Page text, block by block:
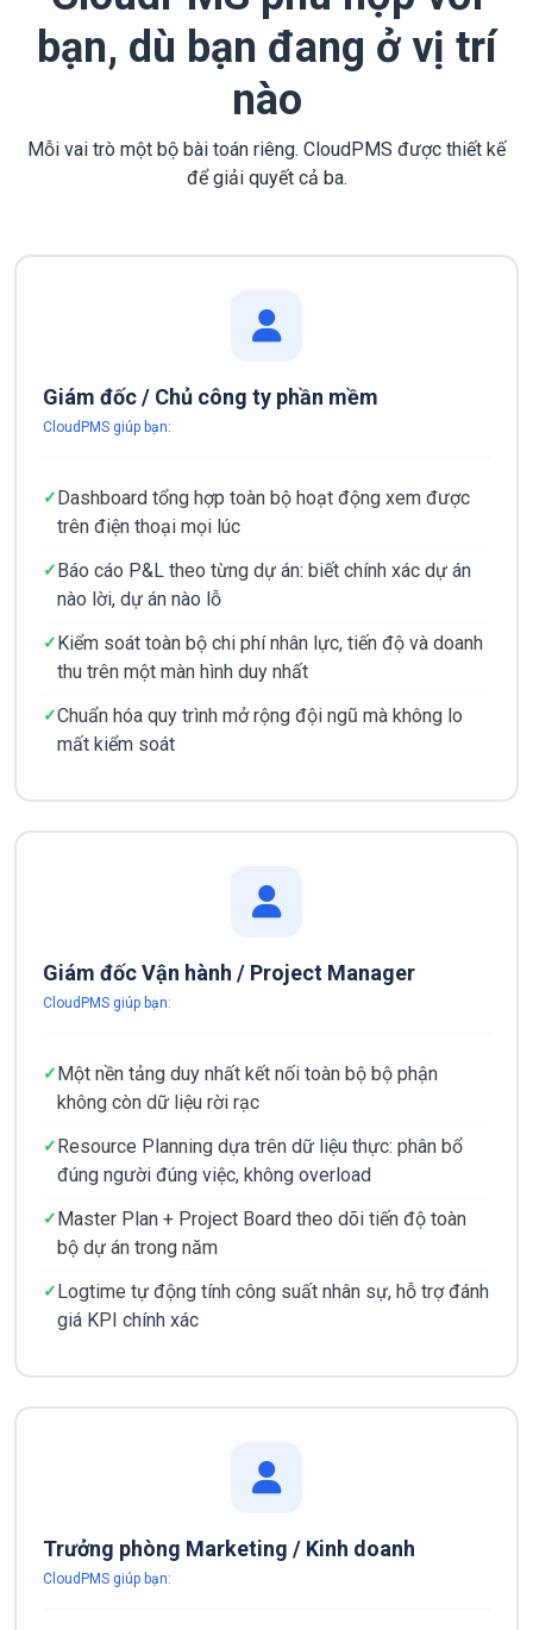
bạn, dù bạn đang ở vị trí
nào
Mỗi vai trò một bộ bài toán riêng. CloudPMS được thiết kế
để giải quyết cả ba.
Giám đốc / Chủ công ty phần mềm
CloudPMS giúp bạn:
Dashboard tổng hợp toàn bộ hoạt động xem được
trên điện thoại mọi lúc
Báo cáo P&L theo từng dự án: biết chính xác dự án
nào lời, dự án nào lỗ
Kiểm soát toàn bộ chi phí nhân lực, tiến độ và doanh
thu trên một màn hình duy nhất
Chuẩn hóa quy trình mở rộng đội ngũ mà không lo
mất kiểm soát
Giám đốc Vận hành / Project Manager
CloudPMS giúp bạn:
Một nền tảng duy nhất kết nối toàn bộ bộ phận
không còn dữ liệu rời rạc
Resource Planning dựa trên dữ liệu thực: phân bổ
đúng người đúng việc, không overload
Master Plan + Project Board theo dõi tiến độ toàn
bộ dự án trong năm
Logtime tự động tính công suất nhân sự, hỗ trợ đánh
giá KPI chính xác
Trưởng phòng Marketing / Kinh doanh
CloudPMS giúp bạn: